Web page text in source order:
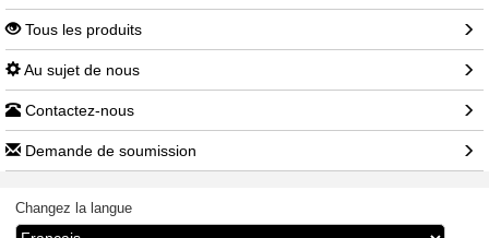
Tous les produits
Au sujet de nous
Contactez-nous
Demande de soumission
Changez la langue